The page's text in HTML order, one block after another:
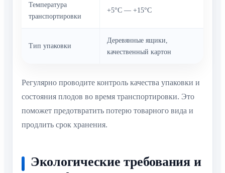
Температура
транспортировки
+5°C — +15°C
Тип упаковки
Деревянные ящики,
качественный картон
Регулярно проводите контроль качества упаковки и
состояния плодов во время транспортировки. Это
поможет предотвратить потерю товарного вида и
продлить срок хранения.
Экологические требования и